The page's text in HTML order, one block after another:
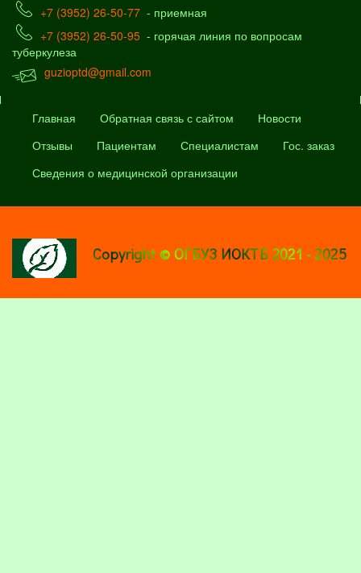
+7 (3952) 26-50-77 - приемная
+7 (3952) 26-50-95 - горячая линия по вопросам
туберкулеза
guzioptd@gmail.com
Главная Обратная связь с сайтом
Новости
Отзывы
Пациентам Специалистам
Гос. заказ
Сведения о медицинской организации
Copyright © ОГБУЗ ИОКТБ 2021 - 2025